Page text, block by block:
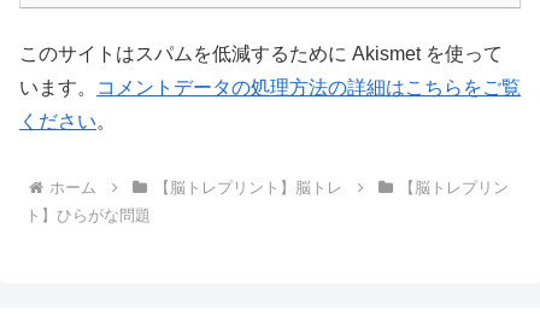
このサイトはスパムを低減するために Akismet を使って
います。
コメントデータの処理方法の詳細はこちらをご覧
ください。
ホーム 【脳トレプリント】脳トレ
【脳トレプリン
ト】ひらがな問題